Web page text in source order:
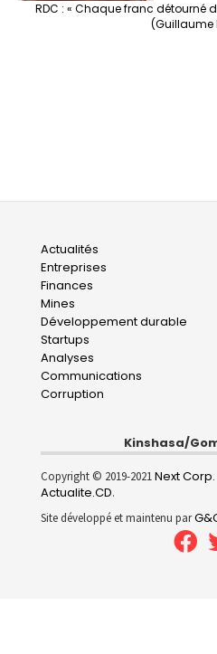
RDC : « Chaque franc détourné
(Guillaume
Main
navigation
Actualités
Entreprises
Finances
Mines
Développement durable
Startups
Analyses
Communications
Corruption
Kinshasa/
Copyright © 2019-2021Next Corp.
Actualite.CD.
Site développé et maintenu par